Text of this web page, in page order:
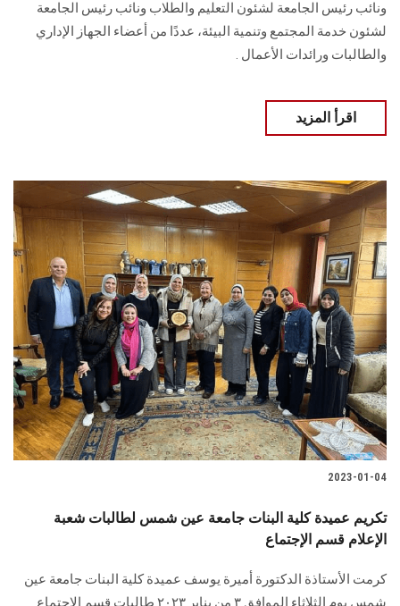
ونائب رئيس الجامعة لشئون التعليم والطلاب ونائب رئيس الجامعة
لشئون خدمة المجتمع وتنمية البيئة، عددًا من أعضاء الجهاز الإداري
والطالبات ورائدات الأعمال .
اقرأ المزيد
2023-01-04
تكريم عميدة كلية البنات جامعة عين شمس لطالبات شعبة
الإعلام قسم الإجتماع
كرمت الأستاذة الدكتورة أميرة يوسف عميدة كلية البنات جامعة عين
شمس يوم الثلاثاء الموافق ٣ من يناير ٢٠٢٣ طالبات قسم الإجتماع